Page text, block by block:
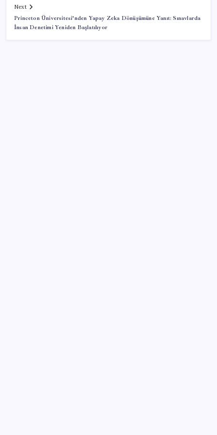
Next
Princeton Üniversitesi’nden Yapay Zeka Dönüşümüne Yanıt: Sınavlarda
İnsan Denetimi Yeniden Başlatılıyor